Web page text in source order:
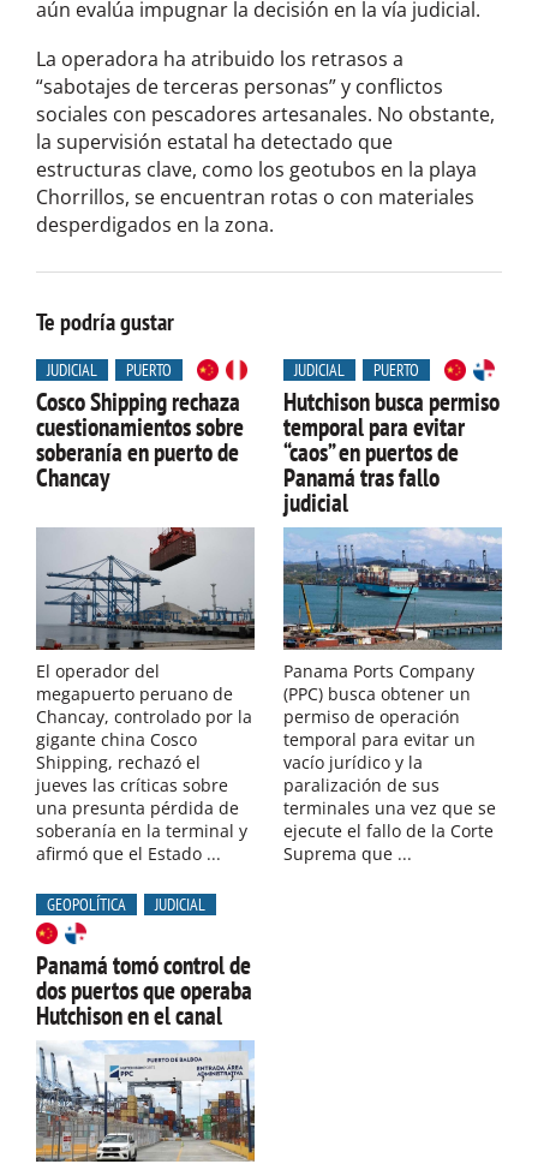
aún evalúa impugnar la decisión en la vía judicial.
La operadora ha atribuido los retrasos a
“sabotajes de terceras personas” y conflictos
sociales con pescadores artesanales. No obstante,
la supervisión estatal ha detectado que
estructuras clave, como los geotubos en la playa
Chorrillos, se encuentran rotas o con materiales
desperdigados en la zona.
Te podría gustar
JUDICIAL PUERTO
Cosco Shipping rechaza
cuestionamientos sobre
soberanía en puerto de
Chancay
El operador del
megapuerto peruano de
Chancay, controlado por la
gigante china Cosco
Shipping, rechazó el
jueves las críticas sobre
una presunta pérdida de
soberanía en la terminal y
afirmó que el Estado ...
JUDICIAL PUERTO
Hutchison busca permiso
temporal para evitar
“caos” en puertos de
Panamá tras fallo
judicial
Panama Ports Company
(PPC) busca obtener un
permiso de operación
temporal para evitar un
vacío jurídico y la
paralización de sus
terminales una vez que se
ejecute el fallo de la Corte
Suprema que ...
GEOPOLÍTICA JUDICIAL
Panamá tomó control de
dos puertos que operaba
Hutchison en el canal